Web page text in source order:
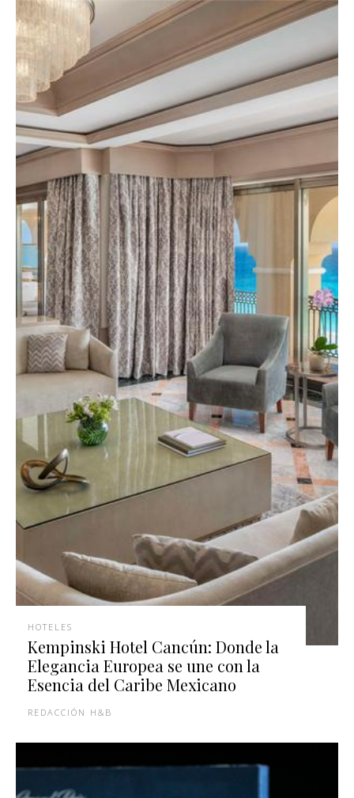
HOTELES
Kempinski Hotel Cancún: Donde la
Elegancia Europea se une con la
Esencia del Caribe Mexicano
REDACCIÓN H&B